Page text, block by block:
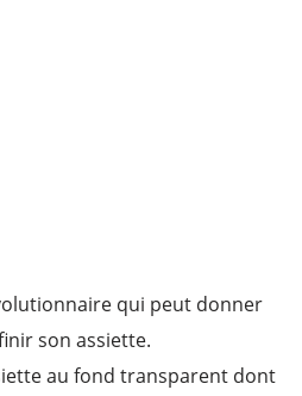
qui peut donner
son assiette.
au fond transparent dont